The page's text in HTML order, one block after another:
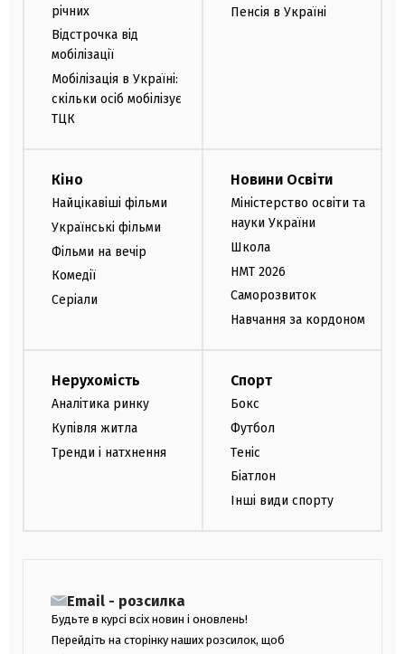
річних
Відстрочка від
мобілізації
Мобілізація в Україні:
скільки осіб мобілізує
ТЦК
Пенсія в Україні
Кіно
Найцікавіші фільми
Українські фільми
Фільми на вечір
Комедії
Серіали
Новини Освіти
Міністерство освіти та
науки України
Школа
НМТ 2026
Саморозвиток
Навчання за кордоном
Нерухомість
Аналітика ринку
Купівля житла
Тренди і натхнення
Спорт
Бокс
Футбол
Теніс
Біатлон
Інші види спорту
Email - розсилка
Будьте в курсі всіх новин і оновлень!
Перейдіть на сторінку наших розсилок, щоб